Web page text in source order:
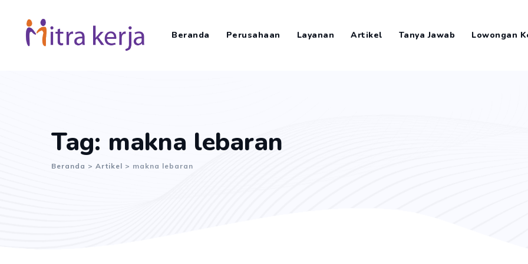
content
Beranda Perusahaan Layanan Artikel Tanya Jawab Lowongan
Tag: makna lebaran
Beranda > Artikel > makna lebaran